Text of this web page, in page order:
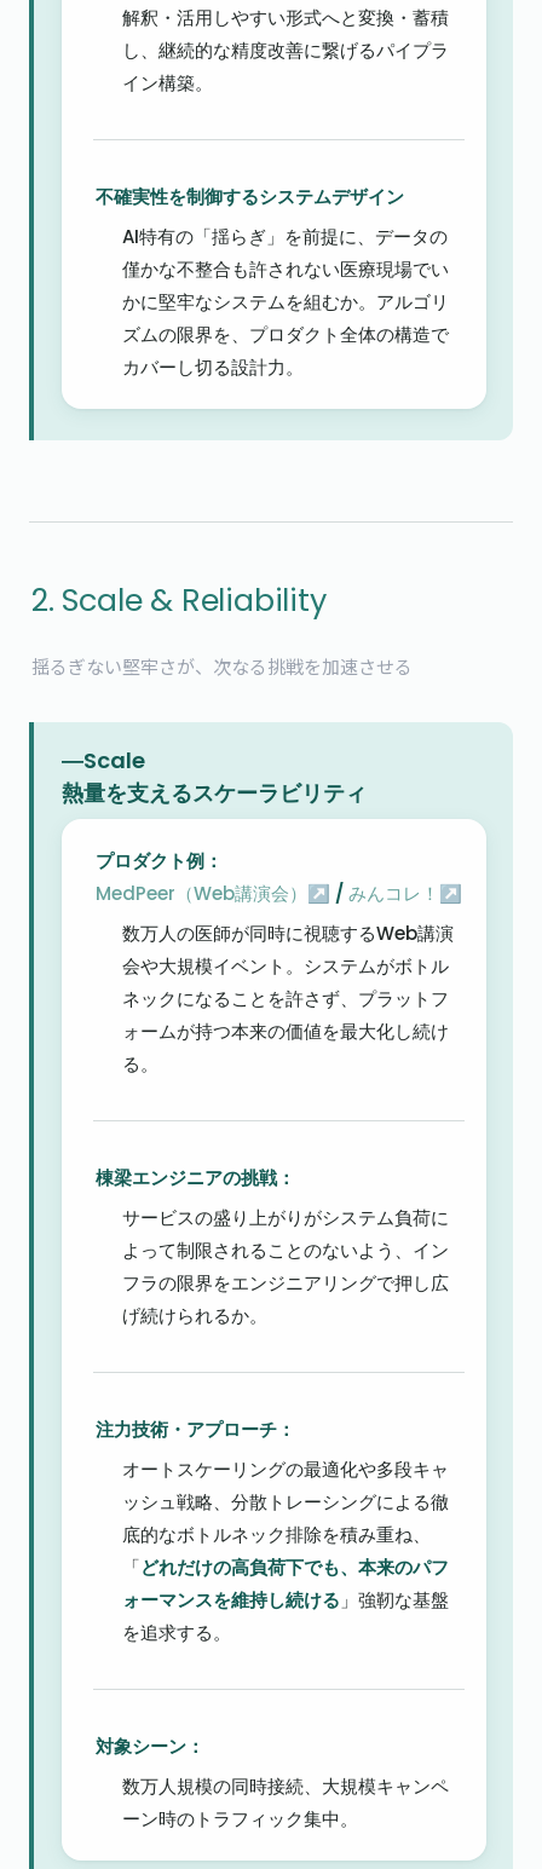
解釈・活用しやすい形式へと変換・蓄積
し、継続的な精度改善に繋げるパイプラ
イン構築。
不確実性を制御するシステムデザイン
AI特有の「揺らぎ」を前提に、データの
僅かな不整合も許されない医療現場でい
かに堅牢なシステムを組むか。アルゴリ
ズムの限界を、プロダクト全体の構造で
カバーし切る設計力。
2. Scale & Reliability
揺るぎない堅牢さが、次なる挑戦を加速させる
―Scale
熱量を支えるスケーラビリティ
MedPeer（Web講演会）↗ / みんコレ！↗
数万人の医師が同時に視聴するWeb講演
会や大規模イベント。システムがボトル
ネックになることを許さず、プラットフ
ォームが持つ本来の価値を最大化し続け
る。
棟梁エンジニアの挑戦：
サービスの盛り上がりがシステム負荷に
よって制限されることのないよう、イン
フラの限界をエンジニアリングで押し広
げ続けられるか。
注力技術・アプローチ：
オートスケーリングの最適化や多段キャ
ッシュ戦略、分散トレーシングによる徹
底的なボトルネック排除を積み重ね、
「どれだけの高負荷下でも、本来のパフ
ォーマンスを維持し続ける 」強靭な基盤
を追求する。
対象シーン：
数万人規模の同時接続、大規模キャンペ
ーン時のトラフィック集中。